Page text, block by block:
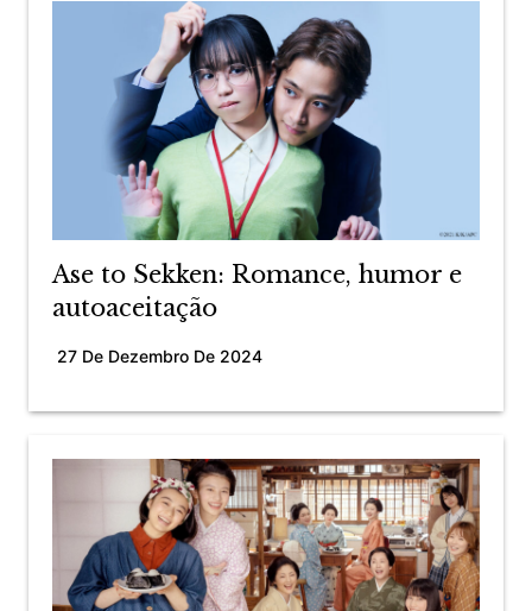
Ase to Sekken: Romance, humor e
autoaceitação
27 De Dezembro De 2024